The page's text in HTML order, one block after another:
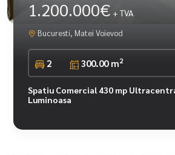
1.200.000€ + TVA
Bucuresti, Matei Voievod
2 300.00 m2
Spatiu Comercial 430 mp
Luminoasa